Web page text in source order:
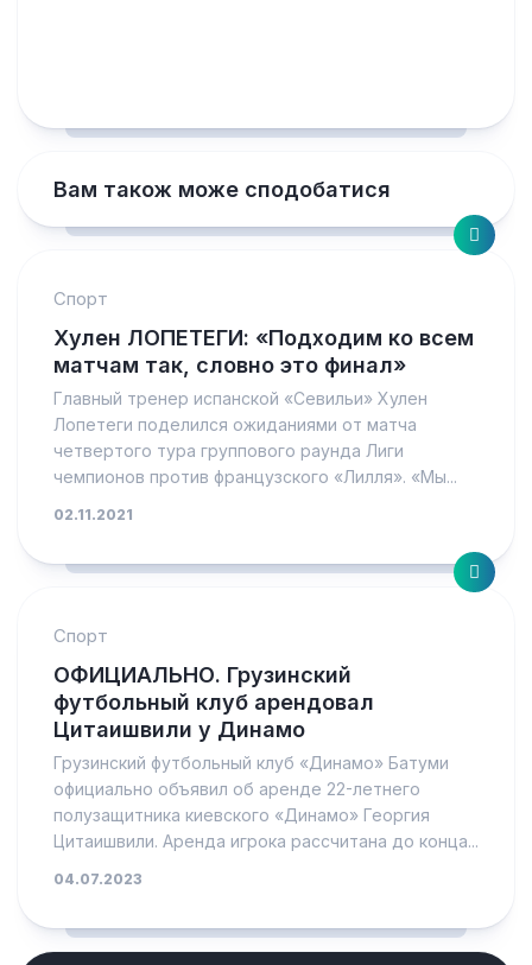
Вам також може сподобатися
Спорт
Хулен ЛОПЕТЕГИ: «Подходим ко всем
матчам так, словно это финал»
Главный тренер испанской «Севильи» Хулен
Лопетеги поделился ожиданиями от матча
четвертого тура группового раунда Лиги
чемпионов против французского «Лилля». «Мы...
02.11.2021
Спорт
ОФИЦИАЛЬНО. Грузинский
футбольный клуб арендовал
Цитаишвили у Динамо
Грузинский футбольный клуб «Динамо» Батуми
официально объявил об аренде 22-летнего
полузащитника киевского «Динамо» Георгия
Цитаишвили. Аренда игрока рассчитана до конца...
04.07.2023